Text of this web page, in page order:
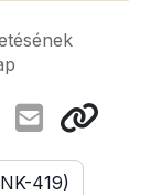
419)